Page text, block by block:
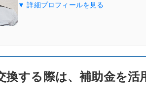
所 の口コミ
▼ 詳細プロフィールを見る
換する際は、補助金を活